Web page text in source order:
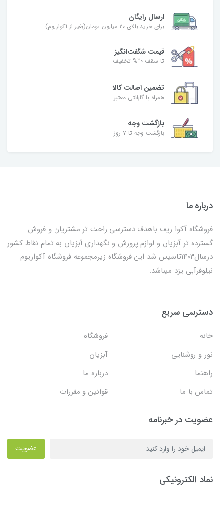
ارسال رایگان
برای خرید بالای ۲۰ میلیون تومان(بغیر از آکواریوم)
قیمت شگفت‌انگیز
تا سقف 30% تخفیف
تضمین اصالت کالا
همراه با گارانتی معتبر
بازگشت وجه
بازگشت وجه تا ۷ روز
درباره ما
فروشگاه آکوا ریف باهدف دسترسی راحت تر مشتریان و فروش
گسترده تر آبزیان و لوازم پرورش و نگهداری آبزیان به تمام نقاط کشور
درسال1403تاسیس شد این فروشگاه زیرمجموعه فروشگاه آکواریوم
نیلوفرآبی یزد میباشد.
دسترسی سریع
خانه
فروشگاه
نور و روشنایی
آبزیان
راهنما
درباره ما
تماس با ما
قوانین و مقررات
عضویت در خبرنامه
عضویت
نماد الکترونیکی